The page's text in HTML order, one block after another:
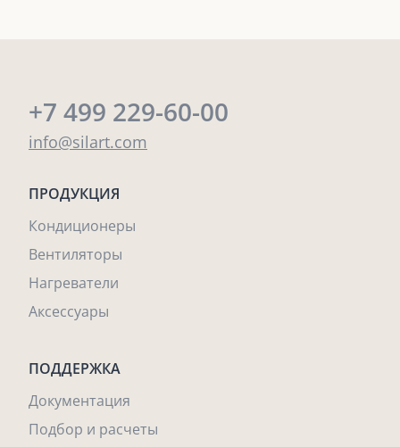
+7 499 229-60-00
info@silart.com
ПРОДУКЦИЯ
Кондиционеры
Вентиляторы
Нагреватели
Аксессуары
ПОДДЕРЖКА
Документация
Подбор и расчеты